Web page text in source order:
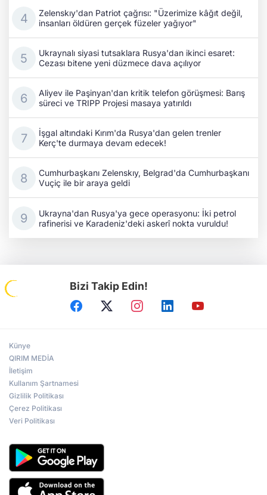
Zelenskıy'dan Patriot çağrısı: "Üzerimize kâğıt değil,
insanları öldüren gerçek füzeler yağıyor"
Ukraynalı siyasi tutsaklara Rusya'dan ikinci esaret:
Cezası bitene yeni düzmece dava açılıyor
Aliyev ile Paşinyan'dan kritik telefon görüşmesi: Barış
süreci ve TRIPP Projesi masaya yatırıldı
İşgal altındaki Kırım'da Rusya'dan gelen trenler
Kerç'te durmaya devam edecek!
Cumhurbaşkanı Zelenskıy, Belgrad'da Cumhurbaşkanı
Vuçiç ile bir araya geldi
Ukrayna'dan Rusya'ya gece operasyonu: İki petrol
rafinerisi ve Karadeniz'deki askerî nokta vuruldu!
Bizi Takip Edin!
Künye
QIRIM MEDİA
İletişim
Kullanım Şartnamesi
Gizlilik Politikası
Çerez Politikası
Veri Politikası